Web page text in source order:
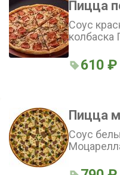
Пицца
Соус
610 ₽
Пицца
Соус